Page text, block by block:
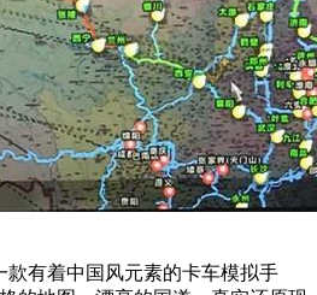
款有着中国风元素的卡车模拟手